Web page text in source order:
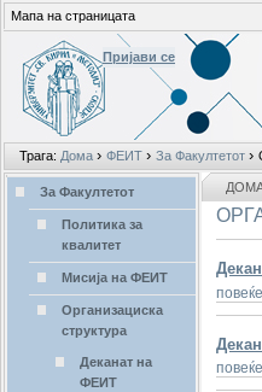
Лични
алати
Пријави се
Трага: Дома › ФЕИТ › За Факултетот ›
Мапа на страницата
делови
NAVIGATION
За Факултетот
Политика за
квалитет
Мисија на ФЕИТ
Организациска
структура
Деканат на
ФЕИТ